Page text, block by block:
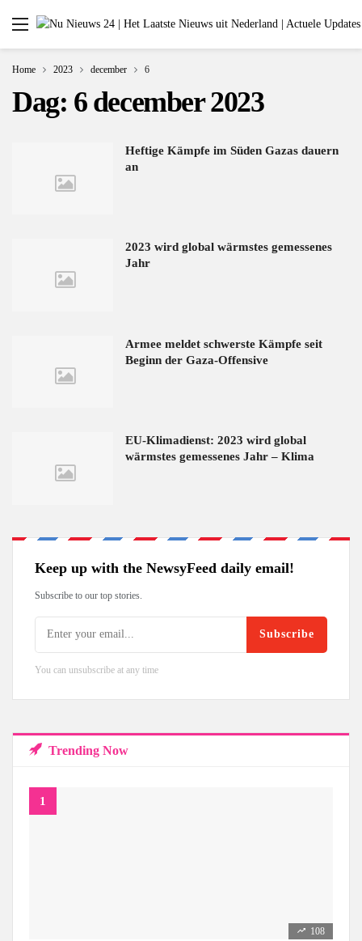
Home 2023 december 6
Dag: 6 december 2023
Heftige Kämpfe im Süden Gazas dauern
an
2023 wird global wärmstes gemessenes
Jahr
Armee meldet schwerste Kämpfe seit
Beginn der Gaza-Offensive
EU-Klimadienst: 2023 wird global
wärmstes gemessenes Jahr – Klima
Keep up with the NewsyFeed daily email!
Subscribe to our top stories.
Subscribe
You can unsubscribe at any time
Trending Now
108